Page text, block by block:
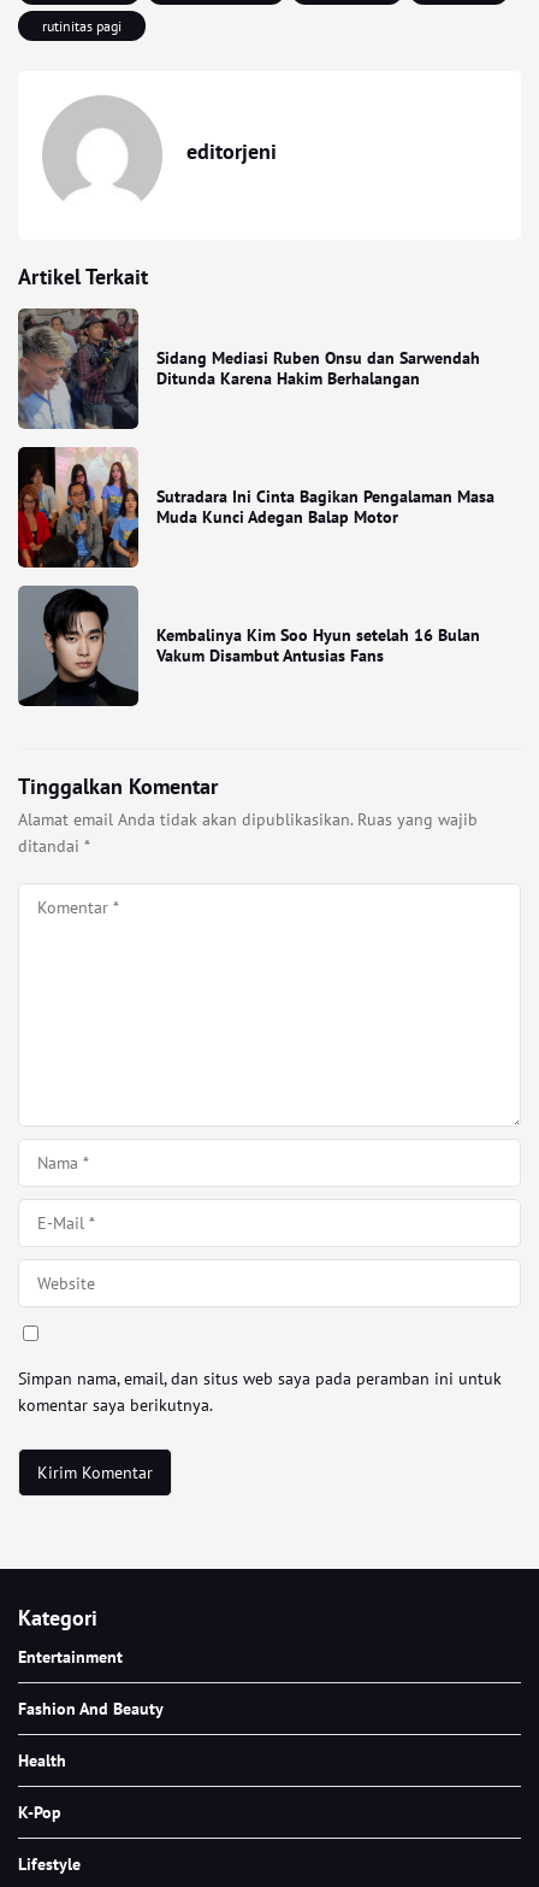
rutinitas pagi
editorjeni
Artikel Terkait
Sidang Mediasi Ruben Onsu dan Sarwendah
Ditunda Karena Hakim Berhalangan
Sutradara Ini Cinta Bagikan Pengalaman Masa
Muda Kunci Adegan Balap Motor
Kembalinya Kim Soo Hyun setelah 16 Bulan
Vakum Disambut Antusias Fans
Tinggalkan Komentar
Alamat email Anda tidak akan dipublikasikan. Ruas yang wajib
ditandai *
Simpan nama, email, dan situs web saya pada peramban ini untuk
komentar saya berikutnya.
Kategori
Entertainment
Fashion And Beauty
Health
K-Pop
Lifestyle